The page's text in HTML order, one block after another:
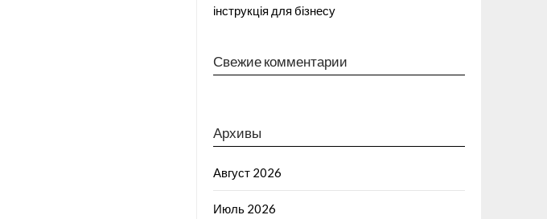
інструкція для бізнесу
Свежие комментарии
Архивы
Август 2026
Июль 2026